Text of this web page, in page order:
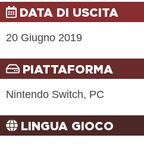
DATA DI USCITA
20 Giugno 2019
PIATTAFORMA
Nintendo Switch, PC
LINGUA GIOCO